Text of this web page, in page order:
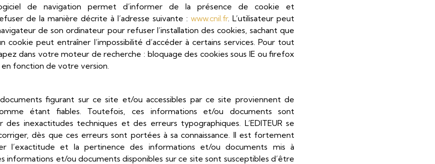
de navigation permet d’informer de la présence de cookie et
de la manière décrite à l’adresse suivante :www.cnil.fr. L’utilisateur peut
de son ordinateur pour refuser l’installation des cookies, sachant que
cookie peut entraîner l’impossibilité d’accéder à certains services. Pour tout
dans votre moteur de recherche : bloquage des cookies sous IE ou firefox
fonction de votre version.
figurant sur ce site et/ou accessibles par ce site proviennent de
étant fiables. Toutefois, ces informations et/ou documents sont
des inexactitudes techniques et des erreurs typographiques. L’EDITEUR se
dès que ces erreurs sont portées à sa connaissance. Il est fortement
l’exactitude et la pertinence des informations et/ou documents mis à
informations et/ou documents disponibles sur ce site sont susceptibles d’être